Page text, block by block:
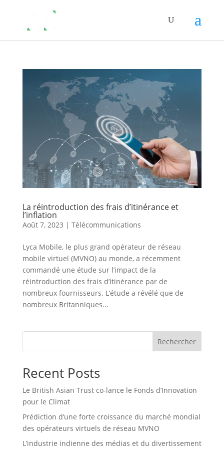
La réintroduction des frais d’itinérance et
l’inflation
Août 7, 2023 | Télécommunications
Lyca Mobile, le plus grand opérateur de réseau
mobile virtuel (MVNO) au monde, a récemment
commandé une étude sur l’impact de la
réintroduction des frais d’itinérance par de
nombreux fournisseurs. L’étude a révélé que de
nombreux Britanniques...
Rechercher
Recent Posts
Le British Asian Trust co-lance le Fonds d’Innovation
pour le Climat
Prédiction d’une forte croissance du marché mondial
des opérateurs virtuels de réseau MVNO
L’industrie indienne des médias et du divertissement